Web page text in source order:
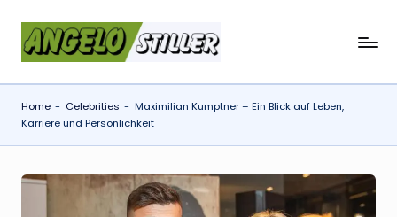
a
n
g
e
l
Home - Celebrities - Maximilian Kumptner – Ein Blick auf Leben,
Karriere und Persönlichkeit